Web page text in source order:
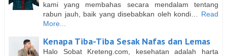
kami yang membahas secara mendalam tentang
rabun jauh, baik yang disebabkan oleh kondi…
Read
More...
Kenapa Tiba-Tiba Sesak Nafas dan Lemas
Halo Sobat Kreteng.com, kesehatan adalah harta